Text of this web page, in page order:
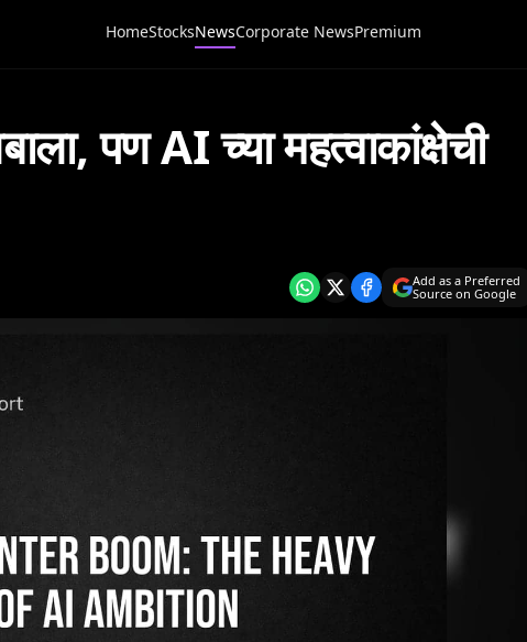
HomeStocksNewsCorporate NewsPremium
पण AI च्या महत्वाकांक्षेची
Add as a Preferred
Source on Google